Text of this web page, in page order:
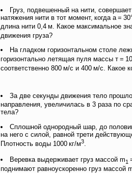
Груз, подвешенный на нити,
натяжения нити в тот момент, когда а =
длина нити 0,4 м. Какое максимальное
движения груза?
На гладком горизонтальном столе
горизонтально летящая пуля массы т = 10
соответственно 800 м/с и 400 м/с. Какое
За две секунды движения тело
направления, увеличилась в 3 раза по
тела?
Сплошной однородный шар, до
на него с силой, равной трети
Плотность воды 1000 кг/м3.
Веревка выдерживает груз массой m1
поднимают равноускоренно груз массой